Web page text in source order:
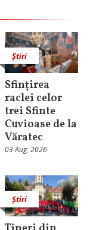
Știri
Sfințirea
raclei celor
trei Sfinte
Cuvioase de la
Văratec
03 Aug, 2026
Știri